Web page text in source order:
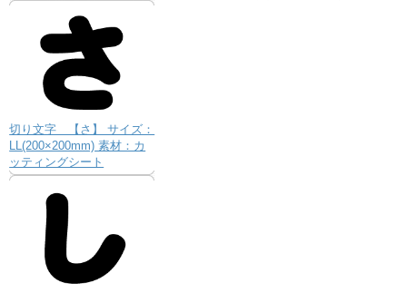
切り文字 【さ】 サイズ：
LL(200×200mm) 素材：カ
ッティングシート